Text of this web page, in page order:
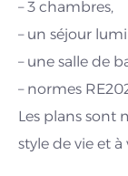
– 3 chambres,
– un séjour
– une salle de
– normes
Les plans sont
style de vie et à